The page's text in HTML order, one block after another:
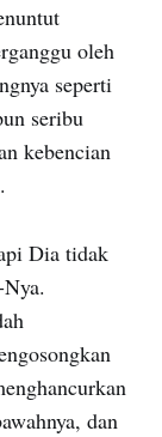
oleh
seperti
seribu
kebencian
Dia tidak
dan